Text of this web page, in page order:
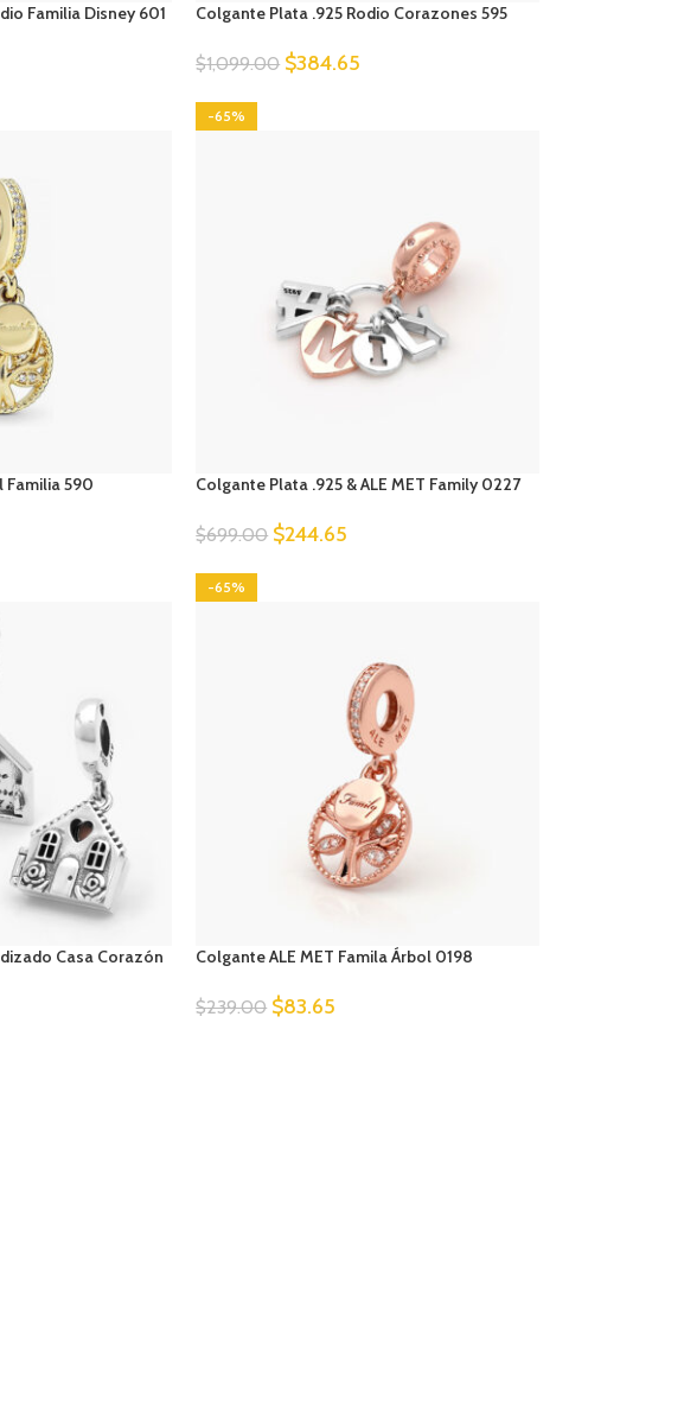
Familia Disney 601 Colgante Plata .925 Rodio Corazones 595
$1,099.00 $384.65
Familia 590
-65%
Colgante Plata .925 & ALE MET Family 0227
$699.00 $244.65
Casa Corazón
-65%
Colgante ALE MET Famila Árbol 0198
$239.00 $83.65